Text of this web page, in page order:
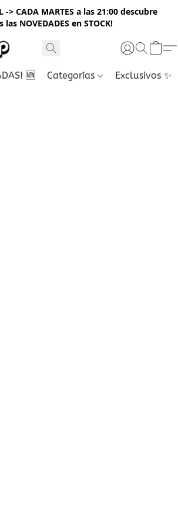
-> CADA MARTES a las 21:00 descubre
las NOVEDADES en STOCK!
🆕 Categorías Exclusivos ✨